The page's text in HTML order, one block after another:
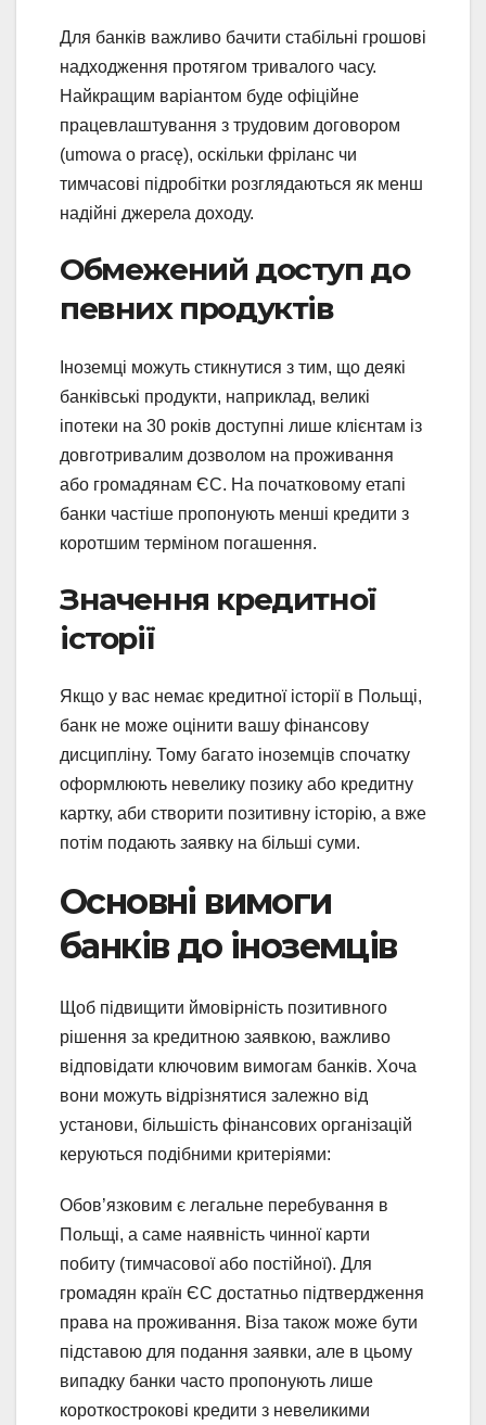
Для банків важливо бачити стабільні грошові
надходження протягом тривалого часу.
Найкращим варіантом буде офіційне
працевлаштування з трудовим договором
(umowa o pracę), оскільки фріланс чи
тимчасові підробітки розглядаються як менш
надійні джерела доходу.
Обмежений доступ до
певних продуктів
Іноземці можуть стикнутися з тим, що деякі
банківські продукти, наприклад, великі
іпотеки на 30 років доступні лише клієнтам із
довготривалим дозволом на проживання
або громадянам ЄС. На початковому етапі
банки частіше пропонують менші кредити з
коротшим терміном погашення.
Значення кредитної
історії
Якщо у вас немає кредитної історії в Польщі,
банк не може оцінити вашу фінансову
дисципліну. Тому багато іноземців спочатку
оформлюють невелику позику або кредитну
картку, аби створити позитивну історію, а вже
потім подають заявку на більші суми.
Основні вимоги
банків до іноземців
Щоб підвищити ймовірність позитивного
рішення за кредитною заявкою, важливо
відповідати ключовим вимогам банків. Хоча
вони можуть відрізнятися залежно від
установи, більшість фінансових організацій
керуються подібними критеріями:
Обов’язковим є легальне перебування в
Польщі, а саме наявність чинної карти
побиту (тимчасової або постійної). Для
громадян країн ЄС достатньо підтвердження
права на проживання. Віза також може бути
підставою для подання заявки, але в цьому
випадку банки часто пропонують лише
короткострокові кредити з невеликими